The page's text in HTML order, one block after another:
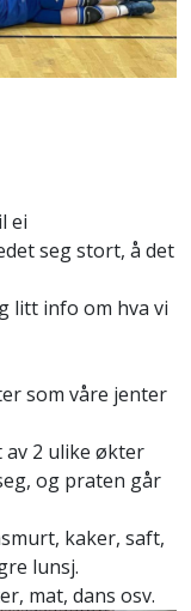
ei
seg stort, å det
litt info om hva vi
som våre jenter
2 ulike økter
og praten går
kaker, saft,
lunsj.
mat, dans osv.